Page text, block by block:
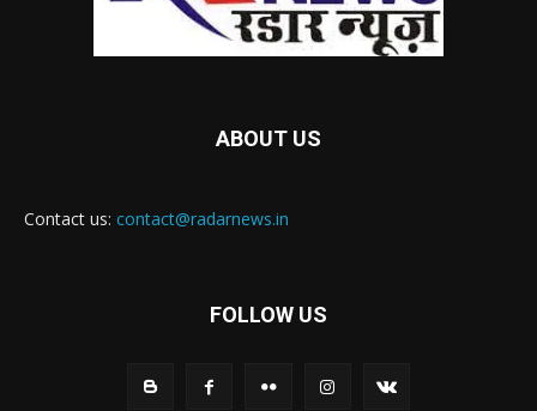
ABOUT US
Contact us: contact@radarnews.in
FOLLOW US